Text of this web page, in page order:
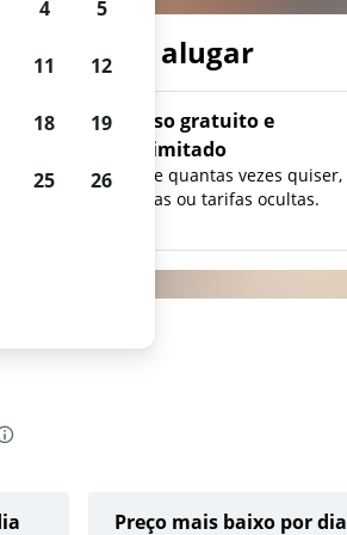
para alugar
Uso gratuito e
ilimitado
Pesquise quantas vezes quiser,
sem taxas ou tarifas ocultas.
Preço mais baixo por dia
4 5
11 12
18 19
25 26